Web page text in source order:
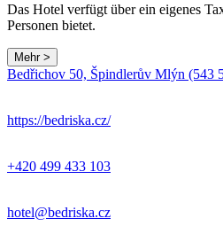
Das Hotel verfügt über ein eigenes
Personen bietet.
Mehr >
−
Bedřichov 50, Špindlerův Mlýn (543
https://bedriska.cz/
+420 499 433 103
hotel@bedriska.cz